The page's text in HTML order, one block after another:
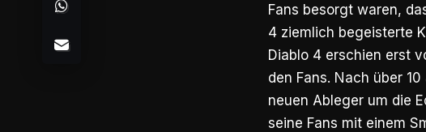
Fans besorgt waren,
4 ziemlich begeisterte
Diablo 4 erschien erst
den Fans. Nach über
neuen Ableger um die
seine Fans mit einem